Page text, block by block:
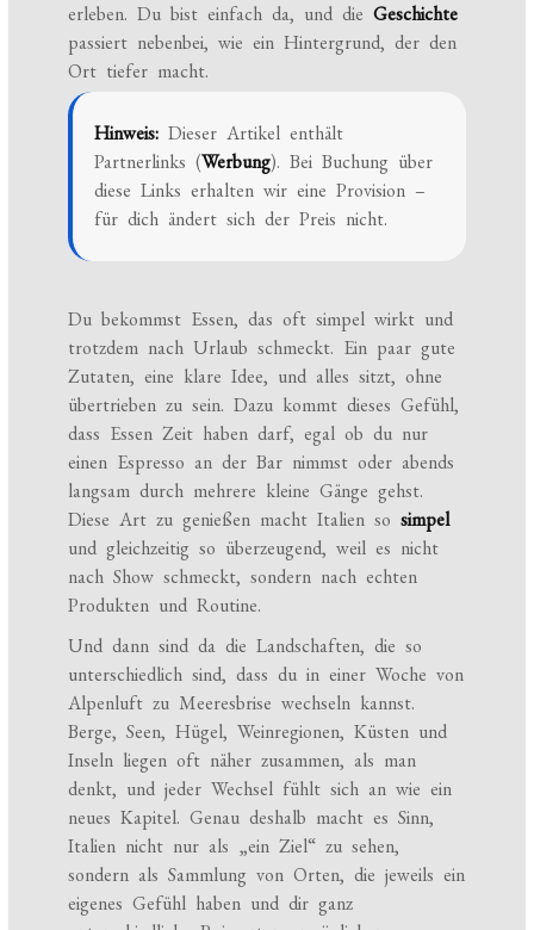
erleben. Du bist einfach da, und dieGeschichte
passiert nebenbei, wie ein Hintergrund, der den
Ort tiefer macht.
Hinweis: Dieser Artikel enthält
Partnerlinks (Werbung). Bei Buchung über
diese Links erhalten wir eine Provision –
für dich ändert sich der Preis nicht.
Du bekommst Essen, das oft simpel wirkt und
trotzdem nach Urlaub schmeckt. Ein paar gute
Zutaten, eine klare Idee, und alles sitzt, ohne
übertrieben zu sein. Dazu kommt dieses Gefühl,
dass Essen Zeit haben darf, egal ob du nur
einen Espresso an der Bar nimmst oder abends
langsam durch mehrere kleine Gänge gehst.
Diese Art zu genießen macht Italien sosimpel
und gleichzeitig so überzeugend, weil es nicht
nach Show schmeckt, sondern nach echten
Produkten und Routine.
Und dann sind da die Landschaften, die so
unterschiedlich sind, dass du in einer Woche von
Alpenluft zu Meeresbrise wechseln kannst.
Berge, Seen, Hügel, Weinregionen, Küsten und
Inseln liegen oft näher zusammen, als man
denkt, und jeder Wechsel fühlt sich an wie ein
neues Kapitel. Genau deshalb macht es Sinn,
Italien nicht nur als „ein Ziel“ zu sehen,
sondern als Sammlung von Orten, die jeweils ein
eigenes Gefühl haben und dir ganz